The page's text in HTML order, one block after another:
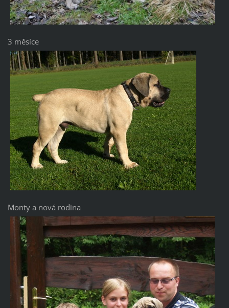
3 měsíce
Monty a nová rodina